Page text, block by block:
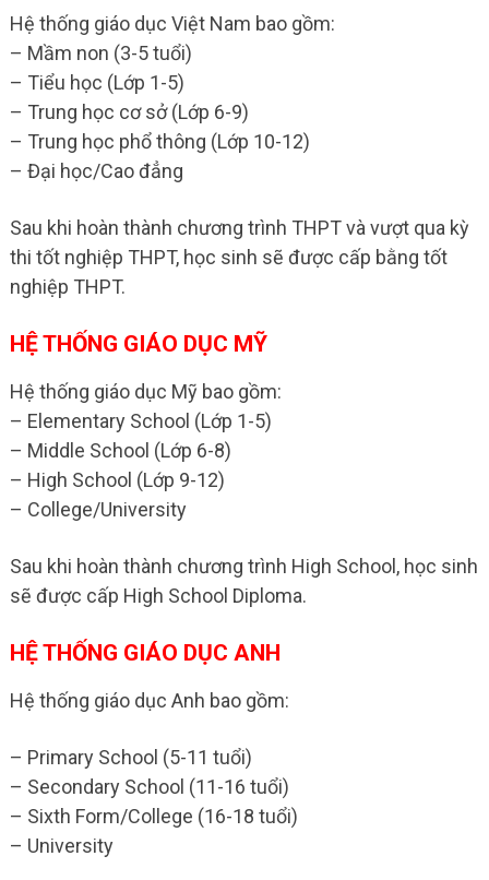
Hệ thống giáo dục Việt Nam bao gồm:
– Mầm non (3-5 tuổi)
– Tiểu học (Lớp 1-5)
– Trung học cơ sở (Lớp 6-9)
– Trung học phổ thông (Lớp 10-12)
– Đại học/Cao đẳng
Sau khi hoàn thành chương trình THPT và vượt qua kỳ
thi tốt nghiệp THPT, học sinh sẽ được cấp bằng tốt
nghiệp THPT.
HỆ THỐNG GIÁO DỤC MỸ
Hệ thống giáo dục Mỹ bao gồm:
– Elementary School (Lớp 1-5)
– Middle School (Lớp 6-8)
– High School (Lớp 9-12)
– College/University
Sau khi hoàn thành chương trình High School, học sinh
sẽ được cấp High School Diploma.
HỆ THỐNG GIÁO DỤC ANH
Hệ thống giáo dục Anh bao gồm:
– Primary School (5-11 tuổi)
– Secondary School (11-16 tuổi)
– Sixth Form/College (16-18 tuổi)
– University